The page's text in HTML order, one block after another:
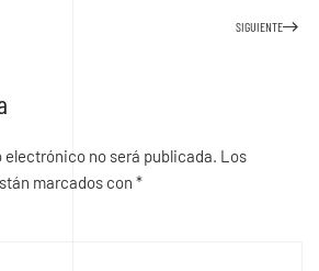
SIGUIENTE
no será publicada. Los
marcados con *